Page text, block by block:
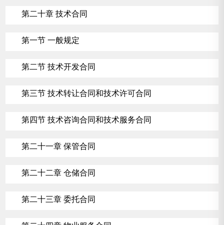
第二十章 技术合同
第一节 一般规定
第二节 技术开发合同
第三节 技术转让合同和技术许可合同
第四节 技术咨询合同和技术服务合同
第二十一章 保管合同
第二十二章 仓储合同
第二十三章 委托合同